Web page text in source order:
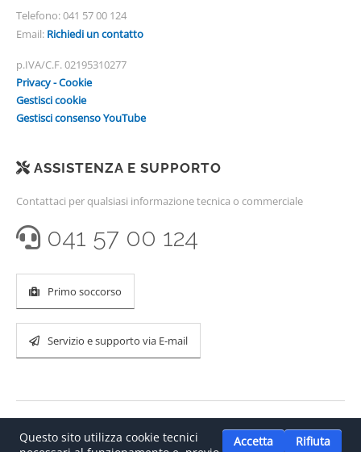
Telefono:041 57 00 124
Email: Richiedi un contatto
p.IVA/C.F. 02195310277
Privacy - Cookie
Gestisci cookie
Gestisci consenso YouTube
ASSISTENZA E SUPPORTO
Contattaci per qualsiasi informazione tecnica o commerciale
041 57 00 124
Primo soccorso
Servizio e supporto via E-mail
Questo sito utilizza cookie tecnici
Accetta Rifiuta